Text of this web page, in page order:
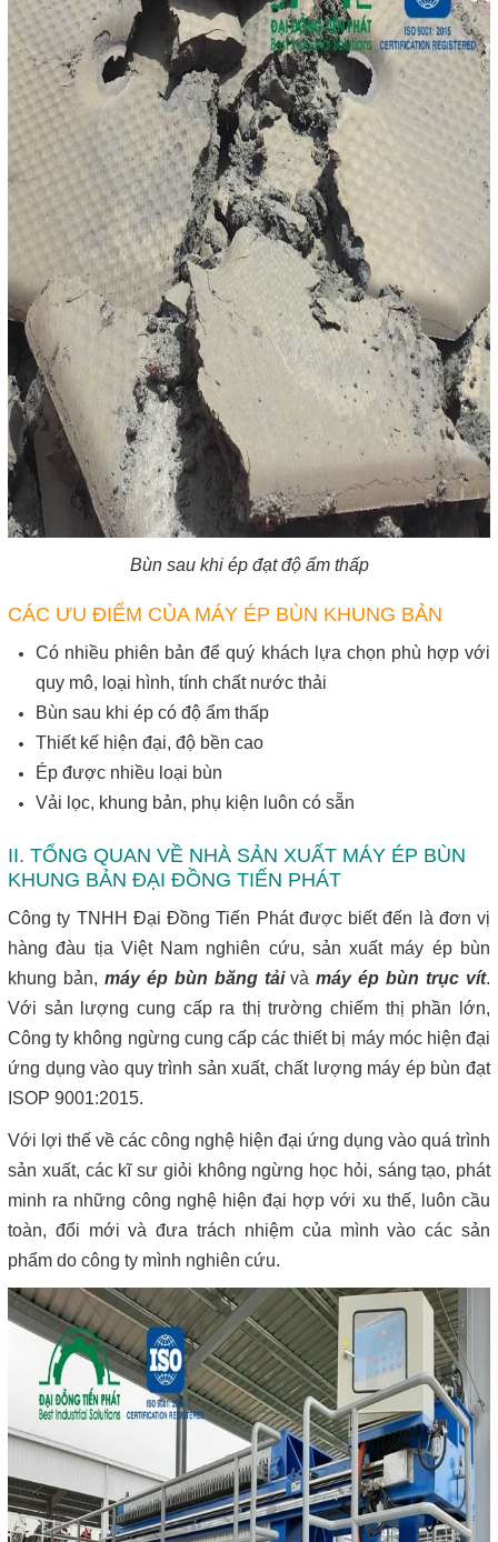
Bùn sau khi ép đạt độ ẩm thấp
CÁC ƯU ĐIỂM CỦA MÁY ÉP BÙN KHUNG BẢN
Có nhiều phiên bản để quý khách lựa chọn phù hợp với
quy mô, loại hình, tính chất nước thải
Bùn sau khi ép có độ ẩm thấp
Thiết kế hiện đại, độ bền cao
Ép được nhiều loại bùn
Vải lọc, khung bản, phụ kiện luôn có sẵn
II. TỔNG QUAN VỀ NHÀ SẢN XUẤT MÁY ÉP BÙN
KHUNG BẢN ĐẠI ĐỒNG TIẾN PHÁT
Công ty TNHH Đại Đồng Tiến Phát được biết đến là đơn vị
hàng đàu tịa Việt Nam nghiên cứu, sản xuất máy ép bùn
khung bản, máy ép bùn băng tảivàmáy ép bùn trục vít.
Với sản lượng cung cấp ra thị trường chiếm thị phần lớn,
Công ty không ngừng cung cấp các thiết bị máy móc hiện đại
ứng dụng vào quy trình sản xuất, chất lượng máy ép bùn đạt
ISOP 9001:2015.
Với lợi thế về các công nghệ hiện đại ứng dụng vào quá trình
sản xuất, các kĩ sư giỏi không ngừng học hỏi, sáng tạo, phát
minh ra những công nghệ hiện đại hợp với xu thế, luôn cầu
toàn, đổi mới và đưa trách nhiệm của mình vào các sản
phẩm do công ty mình nghiên cứu.